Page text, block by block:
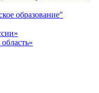
образование"